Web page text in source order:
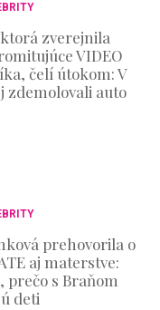
zverejnila
VIDEO
čelí útokom: V
zdemolovali auto
prehovorila o
aj materstve:
prečo s Braňom
deti